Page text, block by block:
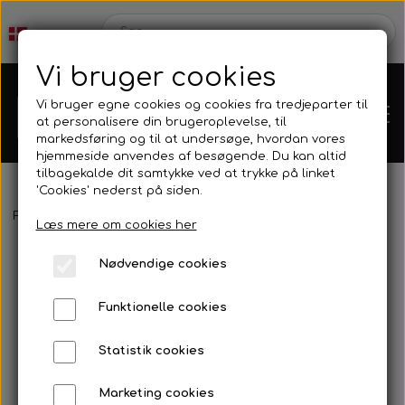
Webshop
Produkt Nyheder
Tilbud
Kleinsub
Billedgalleri
Forside
Vi bruger cookies
Vi bruger egne cookies og cookies fra tredjeparter til
at personalisere din brugeroplevelse, til
markedsføring og til at undersøge, hvordan vores
hjemmeside anvendes af besøgende. Du kan altid
tilbagekalde dit samtykke ved at trykke på linket
'Cookies' nederst på siden.
Læs mere om cookies her
Nødvendige cookies
Funktionelle cookies
Statistik cookies
Marketing cookies